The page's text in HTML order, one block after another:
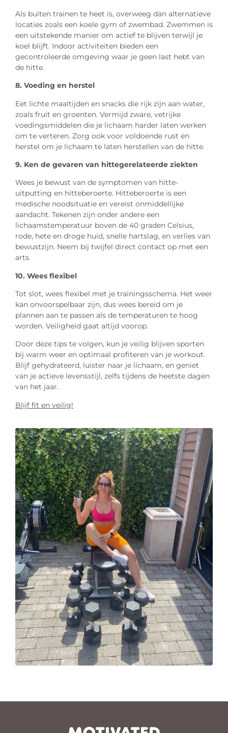
Als buiten trainen te heet is, overweeg dan alternatieve
locaties zoals een koele gym of zwembad. Zwemmen is
een uitstekende manier om actief te blijven terwijl je
koel blijft. Indoor activiteiten bieden een
gecontroleerde omgeving waar je geen last hebt van
de hitte.
8. Voeding en herstel
Eet lichte maaltijden en snacks die rijk zijn aan water,
zoals fruit en groenten. Vermijd zware, vetrijke
voedingsmiddelen die je lichaam harder laten werken
om te verteren. Zorg ook voor voldoende rust en
herstel om je lichaam te laten herstellen van de hitte.
9. Ken de gevaren van hittegerelateerde ziekten
Wees je bewust van de symptomen van hitte-
uitputting en hitteberoerte. Hitteberoerte is een
medische noodsituatie en vereist onmiddellijke
aandacht. Tekenen zijn onder andere een
lichaamstemperatuur boven de 40 graden Celsius,
rode, hete en droge huid, snelle hartslag, en verlies van
bewustzijn. Neem bij twijfel direct contact op met een
arts.
10. Wees flexibel
Tot slot, wees flexibel met je trainingsschema. Het weer
kan onvoorspelbaar zijn, dus wees bereid om je
plannen aan te passen als de temperaturen te hoog
worden. Veiligheid gaat altijd voorop.
Door deze tips te volgen, kun je veilig blijven sporten
bij warm weer en optimaal profiteren van je workout.
Blijf gehydrateerd, luister naar je lichaam, en geniet
van je actieve levensstijl, zelfs tijdens de heetste dagen
van het jaar.
Blijf fit en veilig!